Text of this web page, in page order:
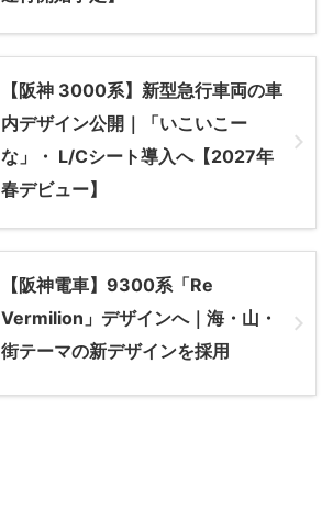
【阪神 3000系】新型急行車両の車
内デザイン公開｜「いこいこー
な」・ L/Cシート導入へ【2027年
春デビュー】
【阪神電車】9300系「Re
Vermilion」デザインへ｜海・山・
街テーマの新デザインを採用